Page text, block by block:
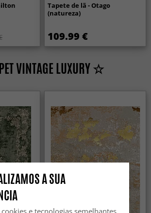
Tapete de lã - Otago
(natureza)
109.99 €
VINTAGE LUXURY ☆
A SUA